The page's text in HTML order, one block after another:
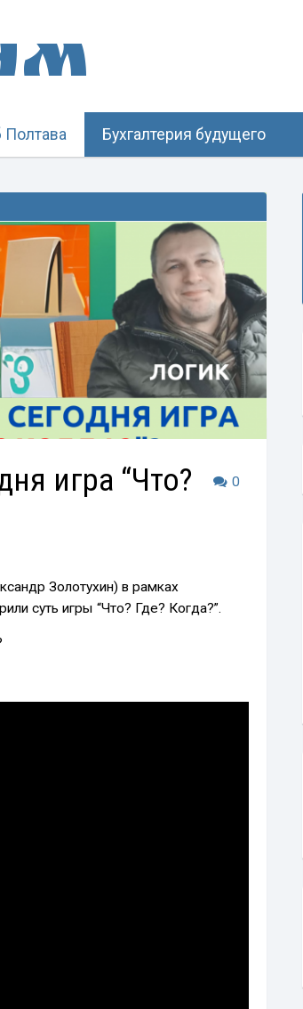
Полтава Бухгалтерия будущего
0
игра “Что?
Золотухин) в рамках
суть игры “Что? Где? Когда?”.